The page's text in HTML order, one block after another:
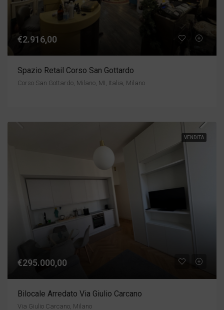
€2.916,00
Spazio Retail Corso San Gottardo
Corso San Gottardo, Milano, MI, Italia, Milano
VENDITA
€295.000,00
Bilocale Arredato Via Giulio Carcano
Via Giulio Carcano, Milano